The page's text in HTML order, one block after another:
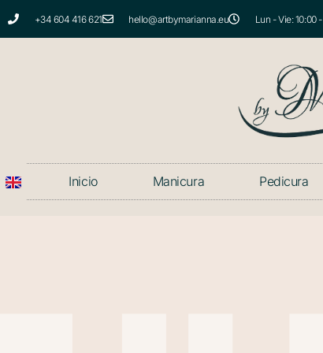
+34 604 416 621 hello@artbymarianna.eu Lun - Vie: 10:00
Inicio Manicura Pedicura